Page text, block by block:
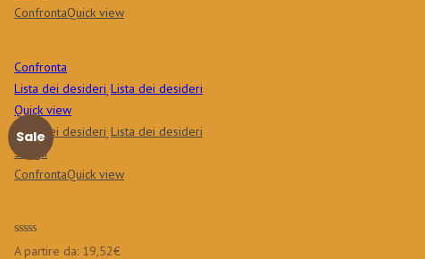
ConfrontaQuick view
Confronta
Lista dei desideri Lista dei desideri
Quick view
Sale
Lista dei desideri Lista dei desideri
Scegli
ConfrontaQuick view
A partire da: 19,52€